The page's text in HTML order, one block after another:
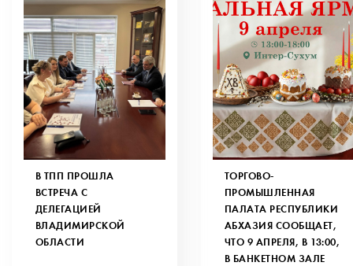
В ТПП ПРОШЛА
ВСТРЕЧА С
ДЕЛЕГАЦИЕЙ
ВЛАДИМИРСКОЙ
ОБЛАСТИ
ТОРГОВО-
ПРОМЫШЛЕННАЯ
ПАЛАТА РЕСПУБЛИКИ
АБХАЗИЯ СООБЩАЕТ,
ЧТО 9 АПРЕЛЯ, В 13:00,
В БАНКЕТНОМ ЗАЛЕ